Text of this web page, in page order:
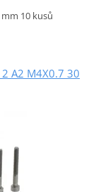
10 kusů
A2 M4X0.7 30